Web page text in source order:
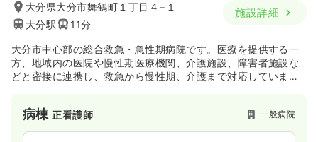
大分県大分市舞鶴町１丁目４−１
大分駅
11分
施設詳細
大分市中心部の総合救急・急性期病院です。医療を提供する一
方、地域内の医院や慢性期医療機関、介護施設、障害者施設な
どと密接に連携し、救急から慢性期、介護まで対応していま
病棟正看護師 一般病院